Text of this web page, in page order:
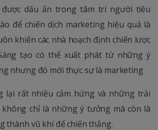
dấu ấn trong tâm trí người tiêu
để chiến dịch marketing hiệu quả là
khiến các nhà hoạch định chiến lược
tạo có thể xuất phát từ những ý
nhưng đó mới thực sự là marketing
lại rất nhiều cảm hứng và những trải
chỉ là những ý tưởng mà còn là
thành vũ khí để chiến thắng.